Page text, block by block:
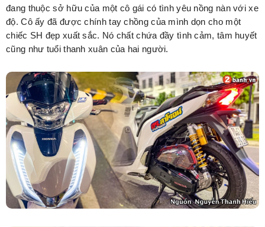
đang thuộc sở hữu của một cô gái có tình yêu nồng nàn với xe
độ. Cô ấy đã được chính tay chồng của mình dọn cho một
chiếc SH đẹp xuất sắc. Nó chất chứa đầy tình cảm, tâm huyết
cũng như tuổi thanh xuân của hai người.